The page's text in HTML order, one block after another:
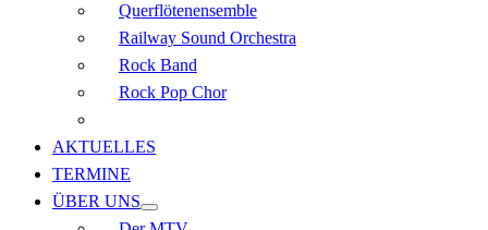
Querflöten­ensemble
Railway Sound Orchestra
Rock Band
Rock Pop Chor
AKTUELLES
TERMINE
ÜBER UNS